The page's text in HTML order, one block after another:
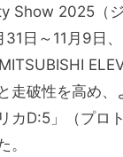
Show 2025（
日～11月9日
走破性を高め
カD:5」（プロ
。